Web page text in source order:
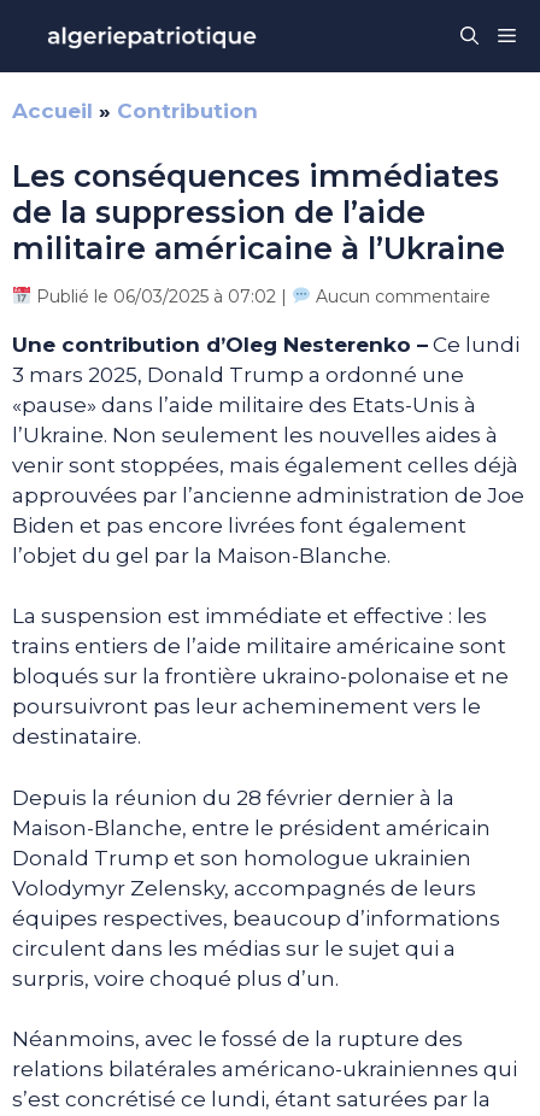
contenu
Accueil » Contribution
Les conséquences immédiates
de la suppression de l’aide
militaire américaine à l’Ukraine
Publié le 06/03/2025 à 07:02 | Aucun commentaire
Une contribution d’Oleg Nesterenko – Ce lundi
3 mars 2025, Donald Trump a ordonné une
«pause» dans l’aide militaire des Etats-Unis à
l’Ukraine. Non seulement les nouvelles aides à
venir sont stoppées, mais également celles déjà
approuvées par l’ancienne administration de Joe
Biden et pas encore livrées font également
l’objet du gel par la Maison-Blanche.
La suspension est immédiate et effective : les
trains entiers de l’aide militaire américaine sont
bloqués sur la frontière ukraino-polonaise et ne
poursuivront pas leur acheminement vers le
destinataire.
Depuis la réunion du 28 février dernier à la
Maison-Blanche, entre le président américain
Donald Trump et son homologue ukrainien
Volodymyr Zelensky, accompagnés de leurs
équipes respectives, beaucoup d’informations
circulent dans les médias sur le sujet qui a
surpris, voire choqué plus d’un.
Néanmoins, avec le fossé de la rupture des
relations bilatérales américano-ukrainiennes qui
s’est concrétisé ce lundi, étant saturées par la